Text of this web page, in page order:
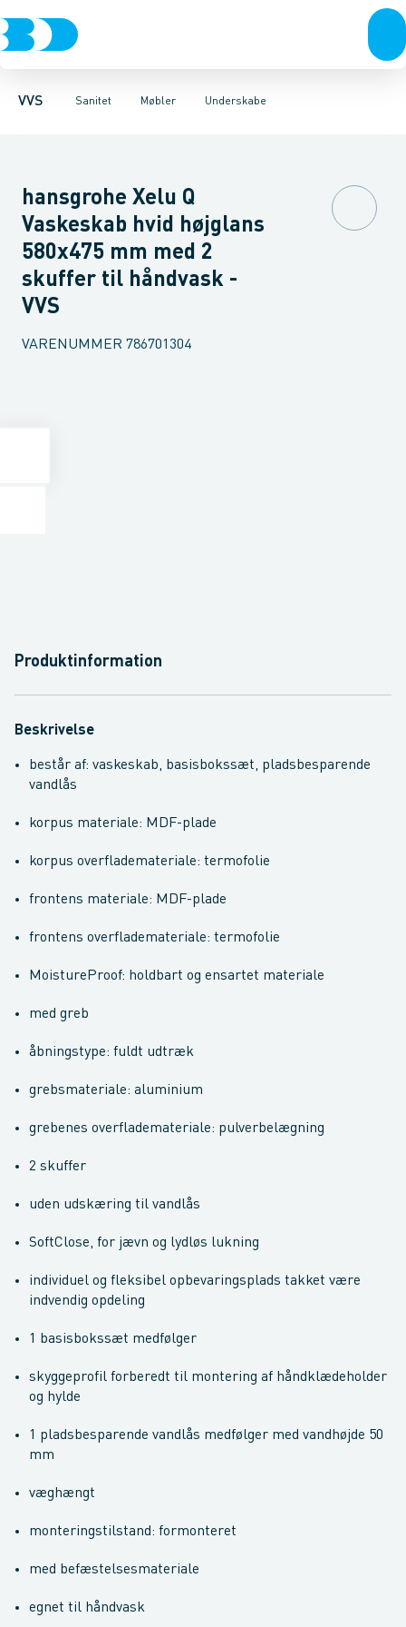
VVS Sanitet
Rør & fittingsPressfittings & rørKuglehaner & ventiler
Møbler
Toiletter, sæder og cisterner VaskeArmaturer
Underskabe
Møbelsæt & pakkerUnderskabeHøjskabe
hansgrohe Xelu Q
Vaskeskab hvid højglans
580x475 mm med 2
skuffer til håndvask -
VVS
VARENUMMER 786701304
Produktinformation
Beskrivelse
består af: vaskeskab, basisbokssæt, pladsbesparende
vandlås
korpus materiale: MDF-plade
korpus overflademateriale: termofolie
frontens materiale: MDF-plade
frontens overflademateriale: termofolie
MoistureProof: holdbart og ensartet materiale
med greb
åbningstype: fuldt udtræk
grebsmateriale: aluminium
grebenes overflademateriale: pulverbelægning
2 skuffer
uden udskæring til vandlås
SoftClose, for jævn og lydløs lukning
individuel og fleksibel opbevaringsplads takket være
indvendig opdeling
1 basisbokssæt medfølger
skyggeprofil forberedt til montering af håndklædeholder
og hylde
1 pladsbesparende vandlås medfølger med vandhøjde 50
mm
væghængt
monteringstilstand: formonteret
med befæstelsesmateriale
egnet til håndvask